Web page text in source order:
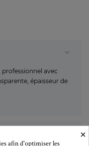
avec
épaisseur de
×
afin d'optimiser les